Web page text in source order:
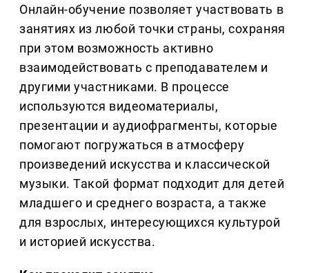
Онлайн-обучение позволяет участвовать в
занятиях из любой точки страны, сохраняя
при этом возможность активно
взаимодействовать с преподавателем и
другими участниками. В процессе
используются видеоматериалы,
презентации и аудиофрагменты, которые
помогают погружаться в атмосферу
произведений искусства и классической
музыки. Такой формат подходит для детей
младшего и среднего возраста, а также
для взрослых, интересующихся культурой
и историей искусства.